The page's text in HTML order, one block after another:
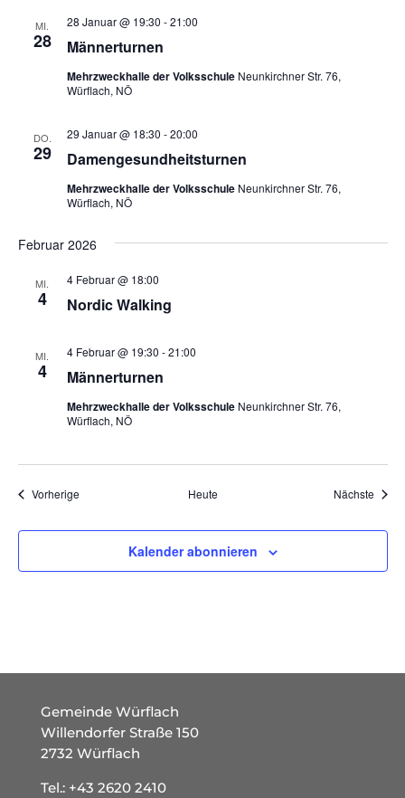
MI.
28 Männerturnen
28 Januar @ 19:30 -21:00
Mehrzweckhalle der Volksschule Neunkirchner Str. 76,
Würflach, NÖ
DO.
29 Damengesundheitsturnen
29 Januar @ 18:30 -20:00
Mehrzweckhalle der Volksschule Neunkirchner Str. 76,
Würflach, NÖ
Februar 2026
MI.
4 Nordic Walking
4 Februar @ 18:00
MI.
4 Männerturnen
4 Februar @ 19:30 -21:00
Mehrzweckhalle der Volksschule Neunkirchner Str. 76,
Würflach, NÖ
VorherigeVeranstaltungen Heute Nächste
Kalender abonnieren
Gemeinde Würflach
Willendorfer Straße 150
2732 Würflach
Tel.: +43 2620 2410